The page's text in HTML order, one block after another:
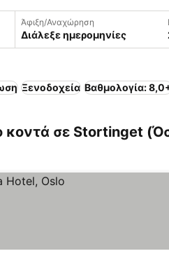
Άφιξη/Αναχώρηση
Διάλεξε ημερομηνίες
Ξενοδοχεία Βαθμολογία:
κοντά σε Stortinget